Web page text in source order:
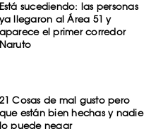
Está sucediendo: las personas
ya llegaron al Área 51 y
aparece el primer corredor
Naruto
21 Cosas de mal gusto pero
que están bien hechas y nadie
lo puede negar